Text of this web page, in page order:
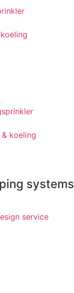
koeling
systems
service